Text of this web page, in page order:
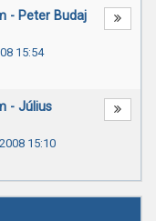
- Peter Budaj
15:54
- Július
15:10